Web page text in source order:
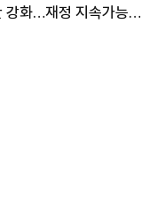
민주노총 만난 박홍근 "일자리 기반 강화…재정 지속가능성 유지할 것"